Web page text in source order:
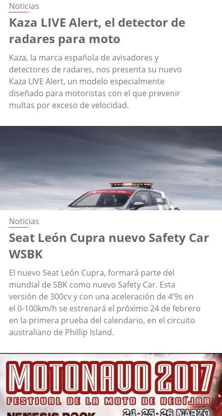
Noticias
Kaza LIVE Alert, el detector de
radares para moto
Kaza, la marca española de avisadores y
detectores de radares, nos presenta su nuevo
Kaza LIVE Alert, un modelo especialmente
diseñado para motoristas con el que prevenir
multas por exceso de velocidad.
Noticias
Seat León Cupra nuevo Safety Car
WSBK
El nuevo Seat León Cupra, formará parte del
mundial de SBK como nuevo Safety Car. Esta
versión de 300cv y con una aceleración de 4’9s en
el 0-100km/h se estrenará el próximo 24 de febrero
en la primera prueba del calendario, en el circuito
australiano de Phillip Island.